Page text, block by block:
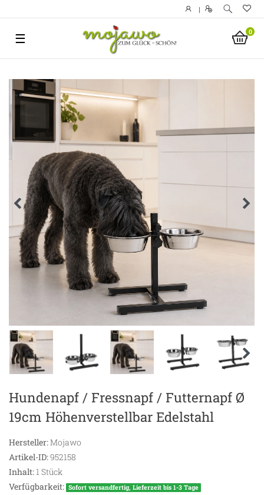
|
0
☰
Hundenapf / Fressnapf / Futternapf Ø
19cm Höhenverstellbar Edelstahl
Hersteller:Mojawo
Artikel-ID:952158
Inhalt:1 Stück
Verfügbarkeit: Sofort versandfertig, Lieferzeit bis 1-3 Tage